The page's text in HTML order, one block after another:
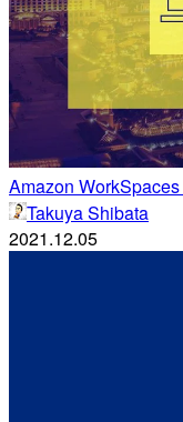
Amazon
Takuya Shibata
2021.12.05